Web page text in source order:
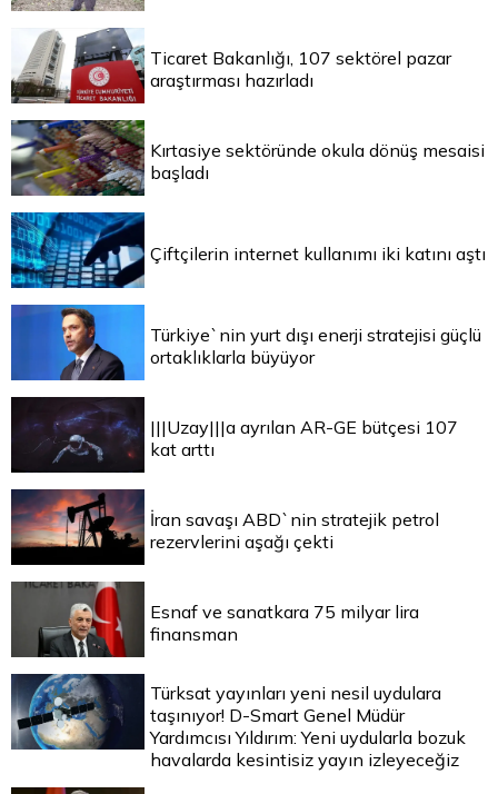
Ticaret Bakanlığı, 107 sektörel pazar
araştırması hazırladı
Kırtasiye sektöründe okula dönüş mesaisi
başladı
Çiftçilerin internet kullanımı iki katını aştı
Türkiye`nin yurt dışı enerji stratejisi güçlü
ortaklıklarla büyüyor
|||Uzay|||a ayrılan AR-GE bütçesi 107
kat arttı
İran savaşı ABD`nin stratejik petrol
rezervlerini aşağı çekti
Esnaf ve sanatkara 75 milyar lira
finansman
Türksat yayınları yeni nesil uydulara
taşınıyor! D-Smart Genel Müdür
Yardımcısı Yıldırım: Yeni uydularla bozuk
havalarda kesintisiz yayın izleyeceğiz